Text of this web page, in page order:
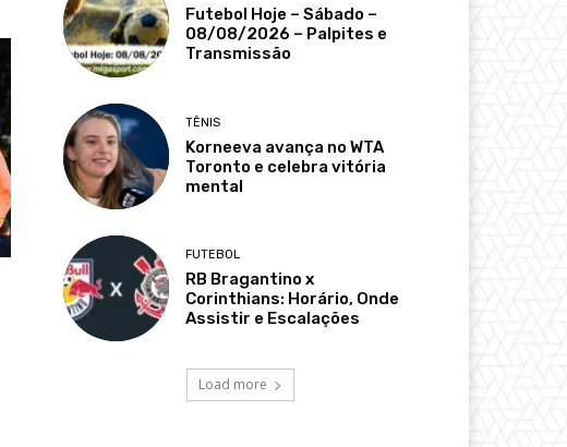
Futebol Hoje – Sábado –
08/08/2026 – Palpites e
Transmissão
TÊNIS
Korneeva avança no WTA
Toronto e celebra vitória
mental
FUTEBOL
RB Bragantino x
Corinthians: Horário, Onde
Assistir e Escalações
Load more